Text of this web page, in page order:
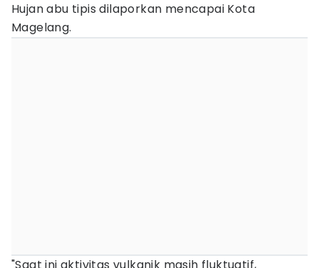
Hujan abu tipis dilaporkan mencapai Kota
Magelang.